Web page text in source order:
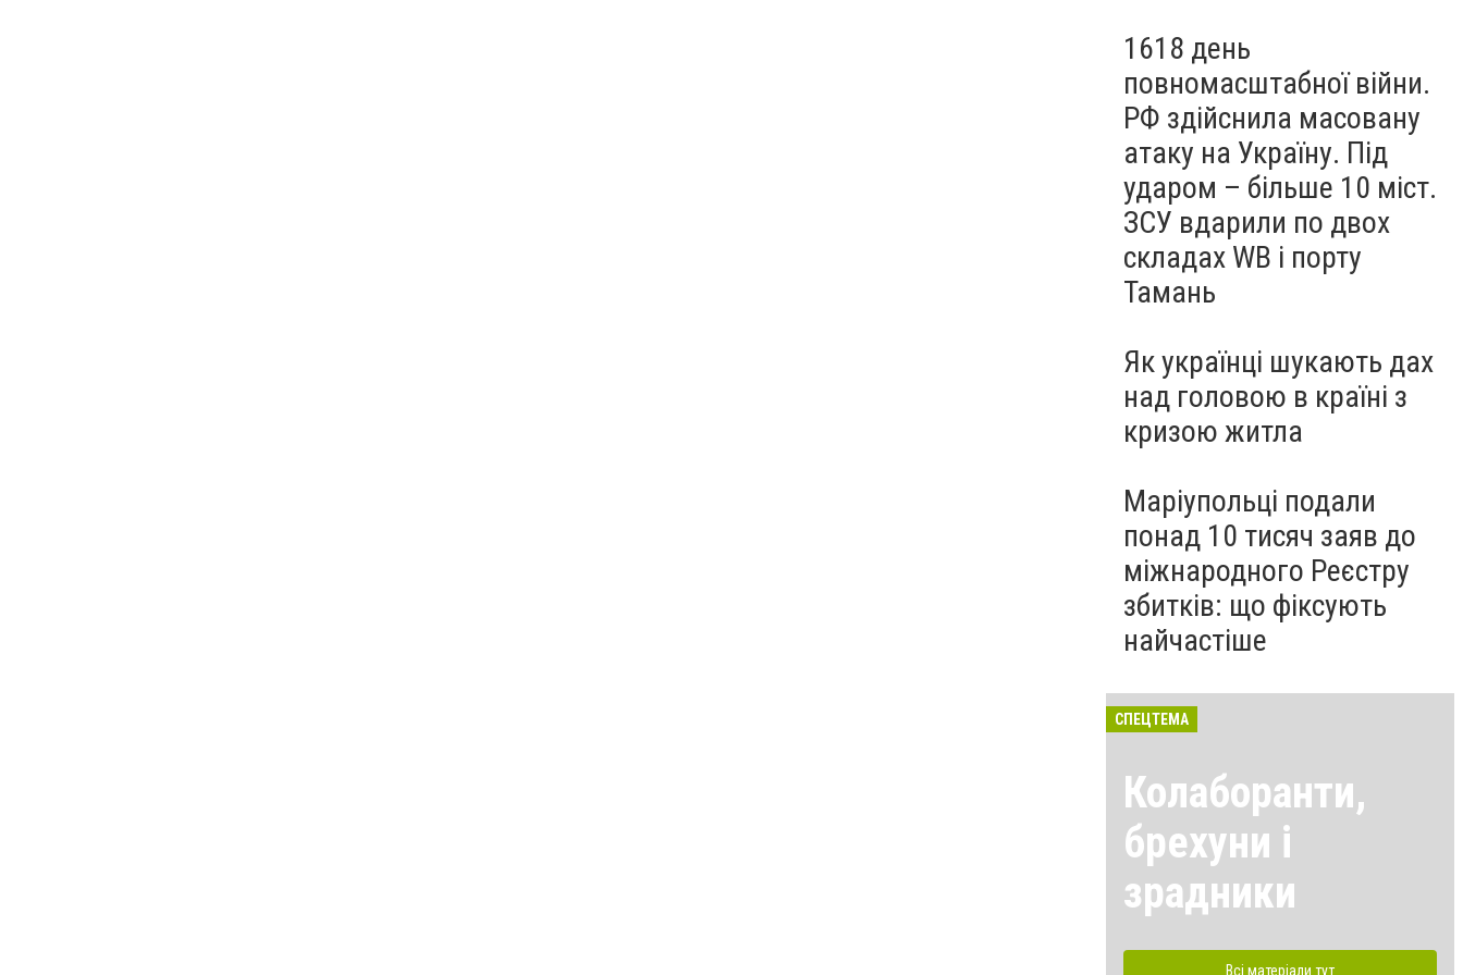
1618 день
повномасштабної війни.
РФ здійснила масовану
атаку на Україну. Під
ударом – більше 10 міст.
ЗСУ вдарили по двох
складах WB і порту
Тамань
Як українці шукають дах
над головою в країні з
кризою житла
Маріупольці подали
понад 10 тисяч заяв до
міжнародного Реєстру
збитків: що фіксують
найчастіше
СПЕЦТЕМА
Колаборанти,
брехуни і
зрадники
Всі матеріали тут